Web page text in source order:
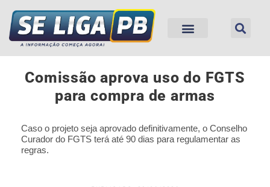
Comissão aprova uso do FGTS
para compra de armas
Caso o projeto seja aprovado definitivamente, o Conselho
Curador do FGTS terá até 90 dias para regulamentar as
regras.